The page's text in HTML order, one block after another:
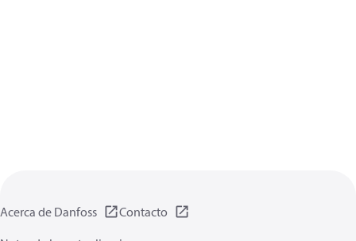
Acerca de Danfoss
Contacto